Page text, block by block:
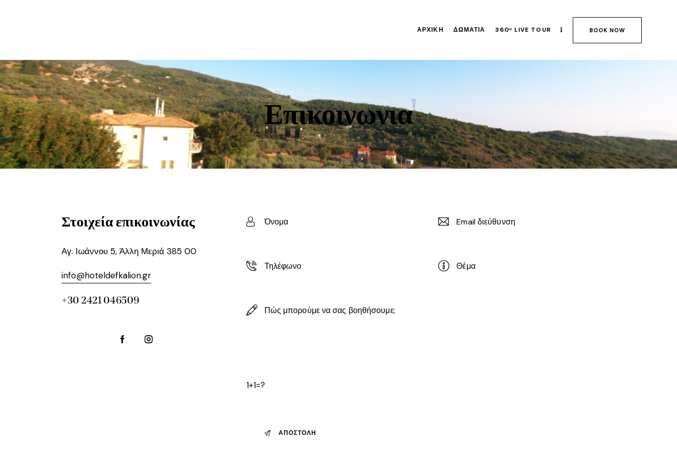
ΑΡΧΙΚΉ ΔΩΜΆΤΙΑ 360ᵒ LIVE TOUR BOOK NOW
Επικοινωνια
Στοιχεία επικοινωνίας
Αγ. Ιωάννου 5, Άλλη Μεριά 385 00
info@hoteldefkalion.gr
+30 2421 046509
1+1=?